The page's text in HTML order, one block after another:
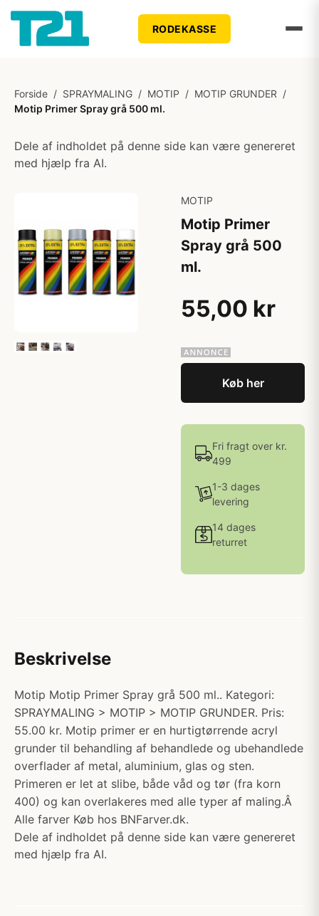
RODEKASSE
Forside / SPRAYMALING / MOTIP / MOTIP GRUNDER /
Motip Primer Spray grå 500 ml.
Dele af indholdet på denne side kan være genereret
med hjælp fra AI.
MOTIP
Motip Primer
Spray grå 500
ml.
55,00 kr
Køb her
Fri fragt over kr.
499
1-3 dages
levering
14 dages
returret
Beskrivelse
Motip Motip Primer Spray grå 500 ml.. Kategori:
SPRAYMALING > MOTIP > MOTIP GRUNDER. Pris:
55.00 kr. Motip primer er en hurtigtørrende acryl
grunder til behandling af behandlede og ubehandlede
overflader af metal, aluminium, glas og sten.
Primeren er let at slibe, både våd og tør (fra korn
400) og kan overlakeres med alle typer af maling.Â
Alle farver Køb hos BNFarver.dk.
Dele af indholdet på denne side kan være genereret
med hjælp fra AI.